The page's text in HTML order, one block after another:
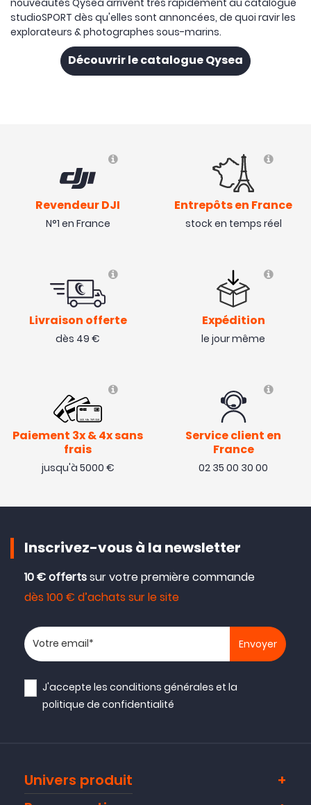
studioSPORT dès qu'elles sont annoncées, de quoi ravir les
explorateurs & photographes sous-marins.
Découvrir le catalogue Qysea
Revendeur DJI
N°1 en France
Entrepôts en France
stock en temps réel
Livraison offerte
dès 49 €
Expédition
le jour même
Paiement 3x & 4x sans
frais
jusqu'à 5000 €
Service client en
France
02 35 00 30 00
Inscrivez-vous à la newsletter
10 € offertssur votre première commande
dès 100 € d’achats sur le site
Votre adresse email
J'accepte lesconditions générales et la
politique de confidentialité
Univers produit